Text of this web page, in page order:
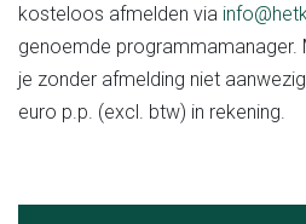
kosteloos afmelden via
genoemde programmamanager.
je zonder afmelding niet
euro p.p. (excl. btw) in rekening.